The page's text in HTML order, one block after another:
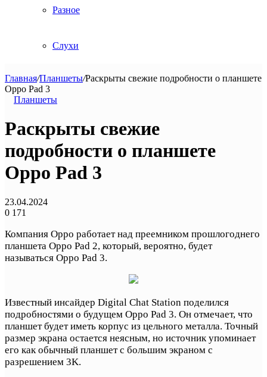
Разное
Слухи
Главная/Планшеты/Раскрыты свежие подробности о планшете
Oppo Pad 3
Планшеты
Раскрыты свежие
подробности о планшете
Oppo Pad 3
23.04.2024
0 171
Компания Oppo работает над преемником прошлогоднего
планшета Oppo Pad 2, который, вероятно, будет
называться Oppo Pad 3.
Известный инсайдер Digital Chat Station поделился
подробностями о будущем Oppo Pad 3. Он отмечает, что
планшет будет иметь корпус из цельного металла. Точный
размер экрана остается неясным, но источник упоминает
его как обычный планшет с большим экраном с
разрешением 3K.